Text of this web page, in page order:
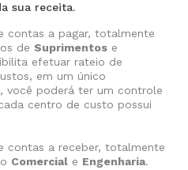
sua receita.
contas a pagar, totalmente
de Suprimentos e
efetuar rateio de
em um único
você poderá ter um controle
centro de custo possui
contas a receber, totalmente
Comercial e Engenharia.